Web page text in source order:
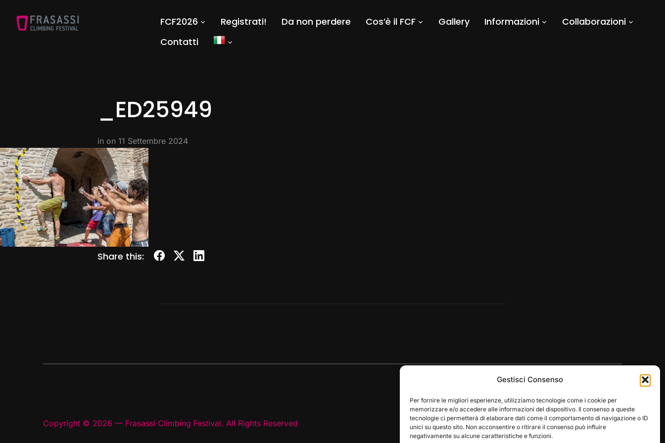
Gestisci Consenso
Per fornire le migliori esperienze, utilizziamo tecnologie come i cookie per
memorizzare e/o accedere alle informazioni del dispositivo. Il consenso a queste
tecnologie ci permetterà di elaborare dati come il comportamento di navigazione o ID
unici su questo sito. Non acconsentire o ritirare il consenso può influire
negativamente su alcune caratteristiche e funzioni.
FCF2026 Registrati! Da non perdere Cos’è il FCF Gallery Informazioni
Collaborazioni
Contatti
_ED25949
in on 11 Settembre 2024
Share this:
Copyright © 2026 — Frasassi Climbing Festival. All Rights Reserved Designed byWPZOOM